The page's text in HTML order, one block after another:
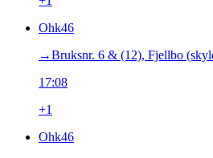
Ohk46
→‎Bruksnr. 6 & (12), Fjellbo
17:08
+1
Ohk46